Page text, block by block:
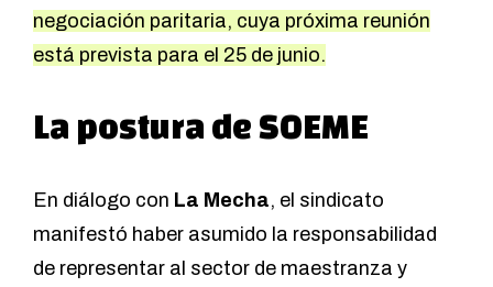
negociación paritaria, cuya próxima reunión
está prevista para el 25 de junio.
La postura de SOEME
En diálogo con La Mecha, el sindicato
manifestó haber asumido la responsabilidad
de representar al sector de maestranza y